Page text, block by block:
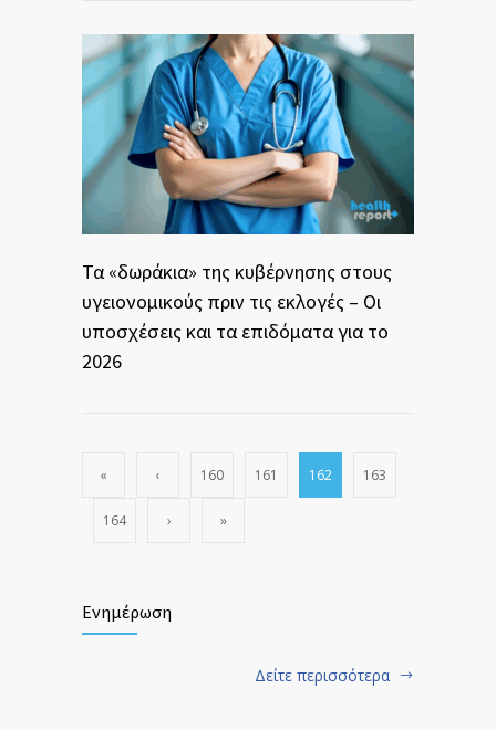
Τα «δωράκια» της κυβέρνησης στους
υγειονομικούς πριν τις εκλογές – Οι
υποσχέσεις και τα επιδόματα για το
2026
« ‹ 160 161 162 163
164 › »
Ενημέρωση
Δείτε περισσότερα